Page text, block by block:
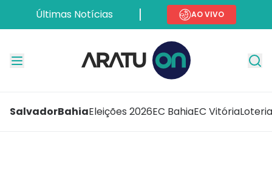
Últimas Notícias AO VIVO
SalvadorBahiaEleições 2026EC BahiaEC Vitória